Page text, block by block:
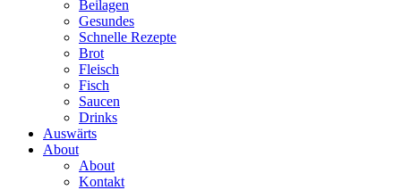
Beilagen
Gesundes
Schnelle Rezepte
Brot
Fleisch
Fisch
Saucen
Drinks
Auswärts
About
About
Kontakt